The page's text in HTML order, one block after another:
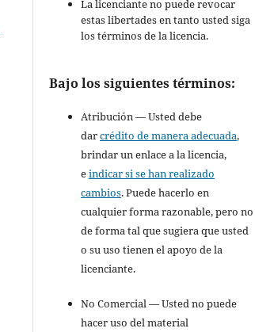
La licenciante no puede revocar
estas libertades en tanto usted siga
los términos de la licencia.
Bajo los siguientes términos:
Atribución — Usted debe
darcrédito de manera adecuada,
brindar un enlace a la licencia,
eindicar si se han realizado
cambios. Puede hacerlo en
cualquier forma razonable, pero no
de forma tal que sugiera que usted
o su uso tienen el apoyo de la
licenciante.
No Comercial — Usted no puede
hacer uso del material